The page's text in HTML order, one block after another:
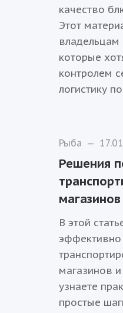
качество
Этот
которые
контролем
логистику
Рыба —
Решения
В этой
эффективно
магазинов
узнаете
простые